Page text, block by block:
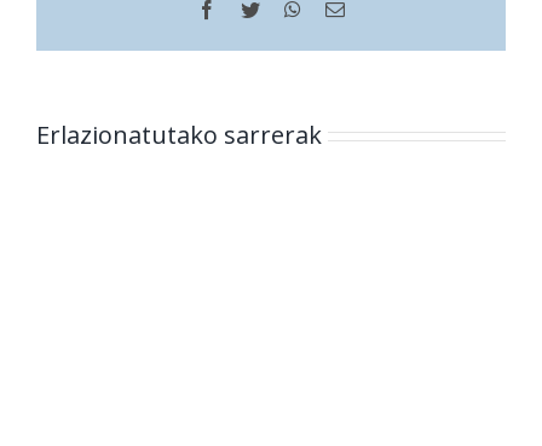
Facebook
Twitter WhatsApp
Helbide
Erlazionatutako sarrerak